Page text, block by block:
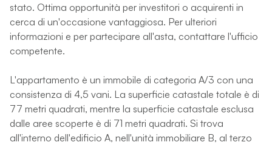
stato. Ottima opportunità per investitori o acquirenti in
cerca di un'occasione vantaggiosa. Per ulteriori
informazioni e per partecipare all'asta, contattare l'ufficio
competente.
L'appartamento è un immobile di categoria A/3 con una
consistenza di 4,5 vani. La superficie catastale totale è di
77 metri quadrati, mentre la superficie catastale esclusa
dalle aree scoperte è di 71 metri quadrati. Si trova
all'interno dell'edificio A, nell'unità immobiliare B, al terzo